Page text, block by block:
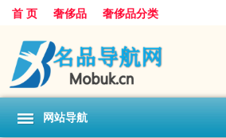
首 页 奢侈品 奢侈品分类
网站导航